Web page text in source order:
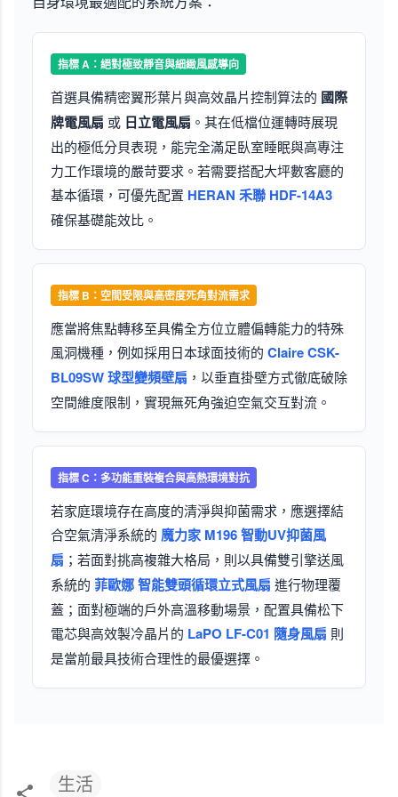
指標 A：絕對極致靜音與細緻風感導向
首選具備精密翼形葉片與高效晶片控制算法的 國際
牌電風扇 或 日立電風扇 。其在低檔位運轉時展現
出的極低分貝表現，能完全滿足臥室睡眠與高專注
力工作環境的嚴苛要求。若需要搭配大坪數客廳的
基本循環，可優先配置 HERAN 禾聯 HDF-14A3
確保基礎能效比。
指標 B：空間受限與高密度死角對流需求
應當將焦點轉移至具備全方位立體偏轉能力的特殊
風洞機種，例如採用日本球面技術的 Claire CSK-
BL09SW 球型變頻壁扇 ，以垂直掛壁方式徹底破除
空間維度限制，實現無死角強迫空氣交互對流。
指標 C：多功能重裝複合與高熱環境對抗
若家庭環境存在高度的清淨與抑菌需求，應選擇結
合空氣清淨系統的 魔力家 M196 智動UV抑菌風
扇 ；若面對挑高複雜大格局，則以具備雙引擎送風
系統的 菲歐娜 智能雙頭循環立式風扇 進行物理覆
蓋；面對極端的戶外高溫移動場景，配置具備松下
電芯與高效製冷晶片的 LaPO LF-C01 隨身風扇 則
是當前最具技術合理性的最優選擇。
生活